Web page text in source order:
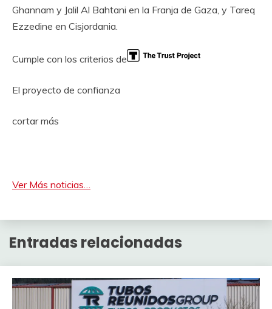
Ghannam y Jalil Al Bahtani en la Franja de Gaza, y Tareq
Ezzedine en Cisjordania.
Cumple con los criterios de
El proyecto de confianza
cortar más
Ver Más noticias…
Entradas relacionadas